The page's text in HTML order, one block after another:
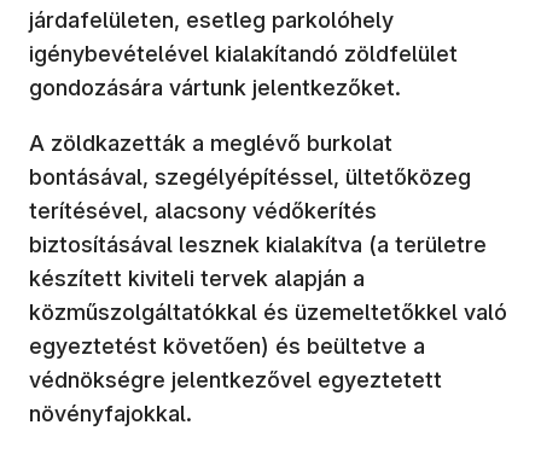
járdafelületen, esetleg parkolóhely
igénybevételével kialakítandó zöldfelület
gondozására vártunk jelentkezőket.
A zöldkazetták a meglévő burkolat
bontásával, szegélyépítéssel, ültetőközeg
terítésével, alacsony védőkerítés
biztosításával lesznek kialakítva (a területre
készített kiviteli tervek alapján a
közműszolgáltatókkal és üzemeltetőkkel való
egyeztetést követően) és beültetve a
védnökségre jelentkezővel egyeztetett
növényfajokkal.